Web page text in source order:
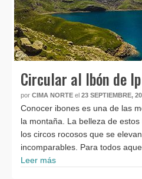
Circular al Ibón de Ip
por CIMA NORTE el 23 SEPTIEMBRE,
Conocer ibones es una de las
la montaña. La belleza de
los circos rocosos que se
incomparables. Para todos
Leer más